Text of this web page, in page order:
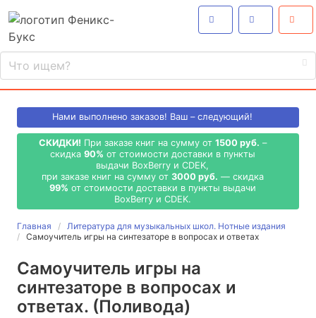
Нами выполнено заказов! Ваш – следующий!
СКИДКИ! При заказе книг на сумму от 1500 руб. –
скидка 90% от стоимости доставки в пункты
выдачи BoxBerry и CDEK,
при заказе книг на сумму от 3000 руб. — скидка
99% от стоимости доставки в пункты выдачи
BoxBerry и CDEK.
Главная
Литература для музыкальных школ. Нотные издания
Самоучитель игры на синтезаторе в вопросах и ответах
Самоучитель игры на
синтезаторе в вопросах и
ответах. (Поливода)